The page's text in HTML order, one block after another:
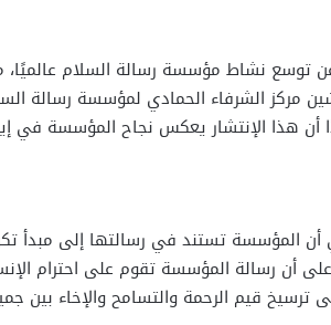
توسع نشاط مؤسسة رسالة السلام
مركز الشرفاء الحمادي لمؤسسة رسالة
أن هذا الإنتشار يعكس نجاح المؤسسة في
المؤسسة تستند في رسالتها إلى مبدأ
أن رسالة المؤسسة تقوم على احترام
ترسيخ قيم الرحمة والتسامح والإخاء بين